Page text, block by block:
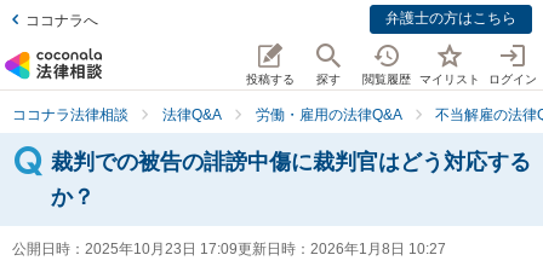
ココナラへ 弁護士の方はこちら
投稿する 探す 閲覧履歴 マイリスト ログイン
ココナラ法律相談 法律Q&A 労働・雇用の法律Q&A 不当解雇の法律
裁判での被告の誹謗中傷に裁判官はどう対応する
か？
公開日時： 2025年10月23日 17:09更新日時： 2026年1月8日 10:27